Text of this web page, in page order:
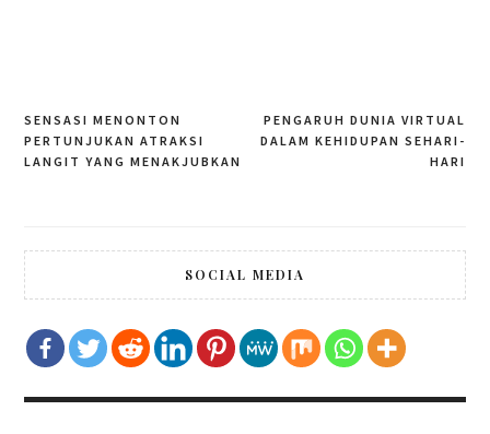
Post
navigation
PENGARUH DUNIA VIRTUAL
DALAM KEHIDUPAN SEHARI-
HARI
SENSASI MENONTON
PERTUNJUKAN ATRAKSI
LANGIT YANG MENAKJUBKAN
SOCIAL MEDIA